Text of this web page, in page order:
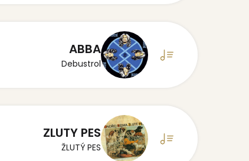
ABBA
Debustrol
ZLUTY PES
ŽLUTÝ PES